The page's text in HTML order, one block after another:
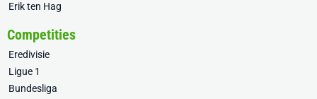
Erik ten Hag
Competities
Eredivisie
Ligue 1
Bundesliga